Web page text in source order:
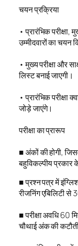
चयन प्रक्रिया
• प्रारंभिक परीक्षा,
उम्मीदवारों का चयन
• मुख्य परीक्षा और
लिस्ट बनाई जाएगी।
• प्रारंभिक परीक्षा
जोड़े जाएंगे।
परीक्षा का प्रारूप
■ अंकों की होगी,
बहुविकल्पीय प्रकार
■ प्रश्न पत्र में
रीजनिंग एबिलिटी से
■ परीक्षा अवधि 60
चौथाई अंक की कटौती